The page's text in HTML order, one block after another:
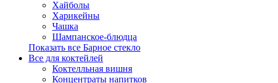
Хайболы
Харикейны
Чашка
Шампанское-блюдца
Показать все Барное стекло
Все для коктейлей
Коктелльная вишня
Концентраты напитков